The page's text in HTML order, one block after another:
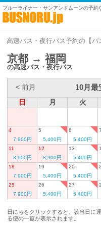
ブルーライナー・サンアンドムーンの予約
高速バス・夜行バス予約の【バ
京都 → 福岡
の高速バス・夜行バス
< 前月 10月最
日
月 火
4
7,900円
5
5,400円
6
5,400円
7
11
8,900円
12
8,900円
13
5,400円
18
7,900円
19
5,400円
20
5,400円
25
7,900円
26
5,400円
27
5,400円
日にちをクリックすると、該当日に
る便の一覧が表示されます。